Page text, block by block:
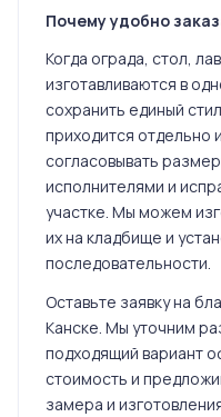
Почему удобно
Когда ограда, стол,
изготавливаются в
сохранить единый
приходится отдельно
согласовывать
исполнителями и
участке. Мы можем
их на кладбище и
последовательности.
Оставьте заявку на
Канске. Мы уточним
подходящий вариант
стоимость и
замера и